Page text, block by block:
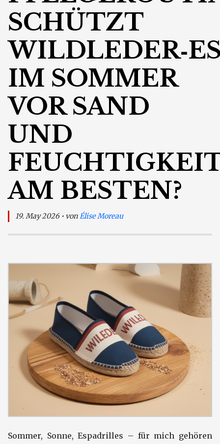
SCHÜTZT
IM SOMMER
VOR SAND
UND
AM BESTEN?
19. May 2026 • vonÉlise Moreau
Sommer, Sonne, Espadrilles – für mich gehören